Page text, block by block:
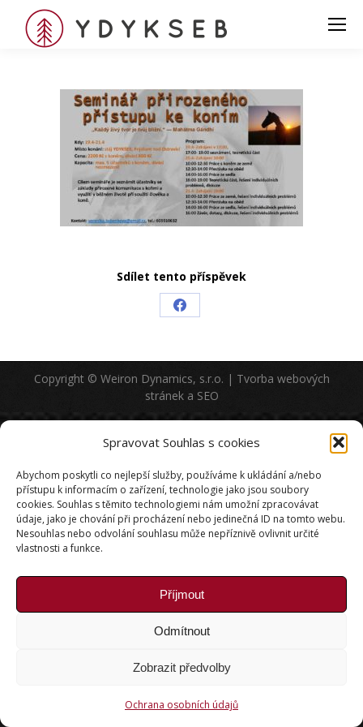
Spravovat Souhlas s cookies
Abychom poskytli co nejlepší služby, používáme k ukládání a/nebo
přístupu k informacím o zařízení, technologie jako jsou soubory
cookies. Souhlas s těmito technologiemi nám umožní zpracovávat
údaje, jako je chování při procházení nebo jedinečná ID na tomto webu.
Nesouhlas nebo odvolání souhlasu může nepříznivě ovlivnit určité
vlastnosti a funkce.
Příjmout
Odmítnout
Zobrazit předvolby
Ochrana osobních údajů
Sdílet tento příspěvek
Share
Facebook
Copyright © Weiron Dynamics, s.r.o. | Tvorba webových
stráneka SEO